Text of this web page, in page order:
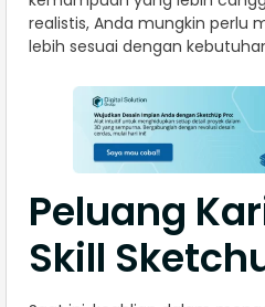
realistis, Anda mungkin perlu
lebih sesuai dengan
Peluang
Skill